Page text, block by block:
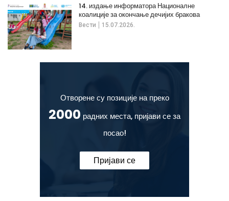
Вести 15.07.2026.
14. издање информатора Националне
коалиције за окончање дечијих бракова
Отворене су позиције на преко
2000 радних места, пријави се за
посао!
Пријави се